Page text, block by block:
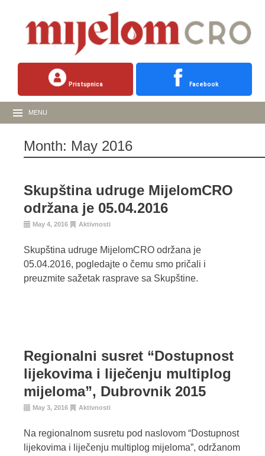
Pristupnica Facebook
MENU
Month: May 2016
Skupština udruge MijelomCRO
održana je 05.04.2016
May 4, 2016 Aktivnosti
Skupština udruge MijelomCRO održana je
05.04.2016, pogledajte o čemu smo pričali i
preuzmite sažetak rasprave sa Skupštine.
Regionalni susret “Dostupnost
lijekovima i liječenju multiplog
mijeloma”, Dubrovnik 2015
May 3, 2016 Aktivnosti
Na regionalnom susretu pod naslovom “Dostupnost
lijekovima i liječenju multiplog mijeloma”, održanom